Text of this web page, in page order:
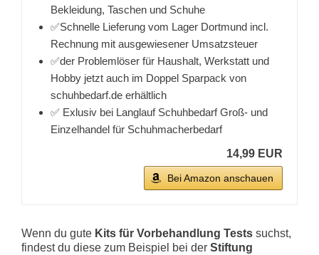
Bekleidung, Taschen und Schuhe
✅Schnelle Lieferung vom Lager Dortmund incl.
Rechnung mit ausgewiesener Umsatzsteuer
✅der Problemlöser für Haushalt, Werkstatt und
Hobby jetzt auch im Doppel Sparpack von
schuhbedarf.de erhältlich
✅ Exlusiv bei Langlauf Schuhbedarf Groß- und
Einzelhandel für Schuhmacherbedarf
14,99 EUR
Bei Amazon anschauen
Wenn du gute Kits für Vorbehandlung Tests suchst,
findest du diese zum Beispiel bei der Stiftung